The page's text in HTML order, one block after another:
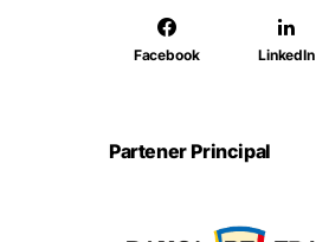
Facebook LinkedIn
Partener Principal